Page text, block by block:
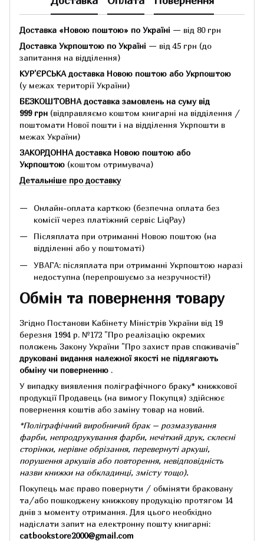
Доставка «Новою поштою» по Україні — від 80 грн
Доставка Укрпоштою по Україні — від 45 грн (до
запитання на відділення)
КУР'ЄРСЬКА доставка Новою поштою або Укрпоштою
(у межах території України)
БЕЗКОШТОВНА доставка замовлень на суму від
999 грн (відправляємо коштом книгарні на відділення /
поштомати Нової пошти і на відділення Укрпошти в
межах України)
ЗАКОРДОННА доставка Новою поштою або
Укрпоштою (коштом отримувача)
Детальніше про доставку
Онлайн-оплата карткою (безпечна оплата без
комісії через платіжний сервіс LiqPay)
Післяплата при отриманні Новою поштою (на
відділенні або у поштоматі)
УВАГА: післяплата при отриманні Укрпоштою наразі
недоступна (перепрошуємо за незручності!)
Обмін та повернення товару
Згідно Постанови Кабінету Міністрів України від 19
березня 1994 р. №172 "Про реалізацію окремих
положень Закону України "Про захист прав споживачів"
друковані видання належної якості не підлягають
обміну чи поверненню .
У випадку виявлення поліграфічного браку* книжкової
продукції Продавець (на вимогу Покупця) здійснює
повернення коштів або заміну товар на новий.
*Поліграфічний виробничий брак – розмазування
фарби, непродрукування фарби, нечіткий друк, склеєні
сторінки, нерівне обрізання, перевернуті аркуші,
порушення аркушів або повторення, невідповідність
назви книжки на обкладинці, змісту тощо).
Покупець має право повернути / обміняти браковану
та/або пошкоджену книжкову продукцію протягом 14
днів з моменту отримання. Для цього необхідно
надіслати запит на електронну пошту книгарні:
catbookstore2000@gmail.com